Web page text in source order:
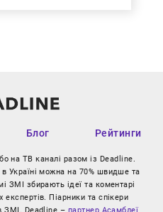
Блог Рейтинги
на ТВ каналі разом із Deadline.
Україні можна на 70% швидше та
ЗМІ збирають ідеї та коментарі
експертів. Піарники та спікери